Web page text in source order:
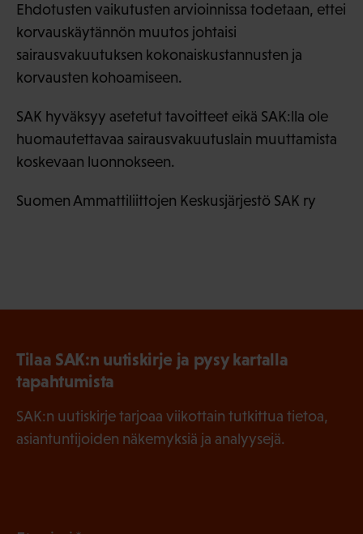
Ehdotusten vaikutusten arvioinnissa todetaan, ettei
korvauskäytännön muutos johtaisi
sairausvakuutuksen kokonaiskustannusten ja
korvausten kohoamiseen.
SAK hyväksyy asetetut tavoitteet eikä SAK:lla ole
huomautettavaa sairausvakuutuslain muuttamista
koskevaan luonnokseen.
Suomen Ammattiliittojen Keskusjärjestö SAK ry
Tilaa SAK:n uutiskirje ja pysy kartalla
tapahtumista
SAK:n uutiskirje tarjoaa viikottain tutkittua tietoa,
asiantuntijoiden näkemyksiä ja analyysejä.